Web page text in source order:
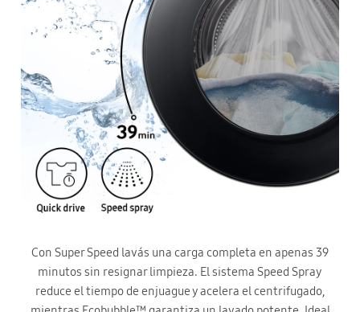
Con Super Speed lavás una carga completa en apenas 39
minutos sin resignar limpieza. El sistema Speed Spray
reduce el tiempo de enjuague y acelera el centrifugado,